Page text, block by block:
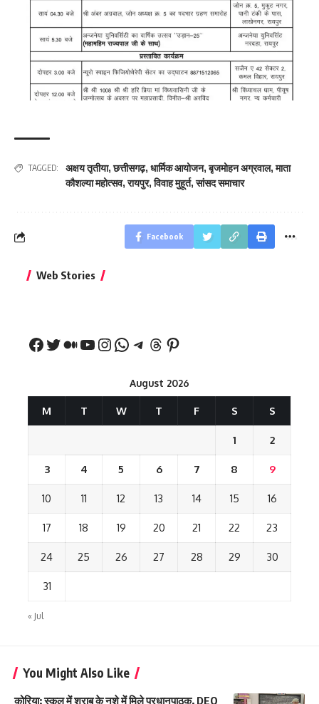
TAGGED: अक्षय तृतीया,छत्तीसगढ़, धार्मिक आयोजन,बृजमोहन अग्रवाल,माता
कौशल्या महोत्सव,रायपुर,विवाह मुहूर्त,सांसद समाचार
Facebook
Web Stories
नीतीश कुमार का पहला
August 2026
M T W T F S S
1 2
3 4 5 6 7 8 9
10 11 12 13 14 15 16
17 18 19 20 21 22 23
24 25 26 27 28 29 30
31
« Jul
You Might Also Like
कोरिया: स्कूल में शराब के नशे में मिले प्रधानपाठक, DEO